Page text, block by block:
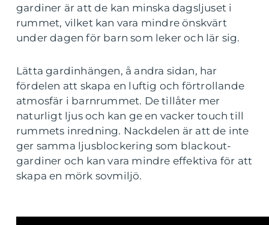
gardiner är att de kan minska dagsljuset i
rummet, vilket kan vara mindre önskvärt
under dagen för barn som leker och lär sig.
Lätta gardinhängen, å andra sidan, har
fördelen att skapa en luftig och förtrollande
atmosfär i barnrummet. De tillåter mer
naturligt ljus och kan ge en vacker touch till
rummets inredning. Nackdelen är att de inte
ger samma ljusblockering som blackout-
gardiner och kan vara mindre effektiva för att
skapa en mörk sovmiljö.